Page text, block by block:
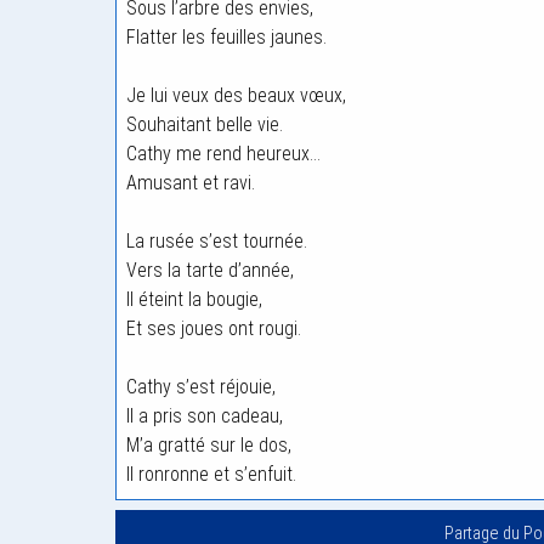
Sous l’arbre des envies,
Flatter les feuilles jaunes.
Je lui veux des beaux vœux,
Souhaitant belle vie.
Cathy me rend heureux…
Amusant et ravi.
La rusée s’est tournée.
Vers la tarte d’année,
Il éteint la bougie,
Et ses joues ont rougi.
Cathy s’est réjouie,
Il a pris son cadeau,
M’a gratté sur le dos,
Il ronronne et s’enfuit.
Partage du